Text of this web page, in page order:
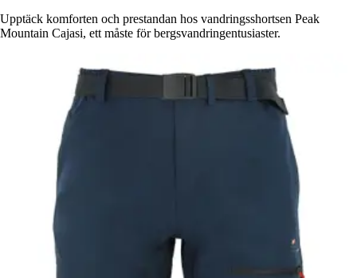
Upptäck komforten och prestandan hos vandringsshortsen Peak
Mountain Cajasi, ett måste för bergsvandringentusiaster.